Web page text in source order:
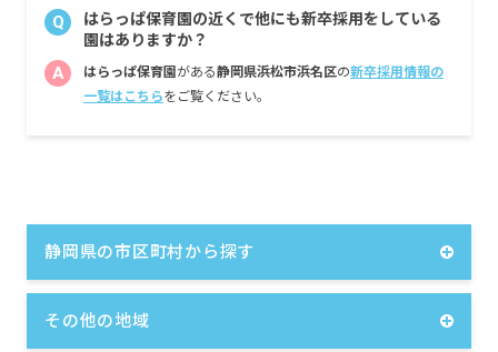
Q
はらっぱ保育園の近くで他にも新卒採用をしている
園はありますか？
A はらっぱ保育園がある静岡県浜松市浜名区の新卒採用情報の
一覧はこちらをご覧ください。
静岡県の市区町村から探す
その他の地域